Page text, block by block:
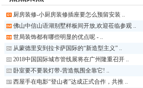
厨房装修-小厨房装修插座要怎么预留安装 ..
佛山中信山语湖别墅样板间开放,欢迎莅临参观 ..
世局装饰都有哪些明显的优点呢 - ..
从蒙德里安到拉卡萨国际的“新造型主义” ..
2018中国国际城市管线展将在广州隆重召开 ..
卧室要不要装灯带-营造氛围全靠它! ..
西屋手在电影“登山者”达成正式合作，共推 ..